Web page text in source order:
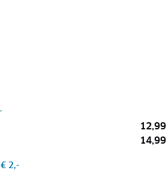
12,99
14,99
€ 2,-